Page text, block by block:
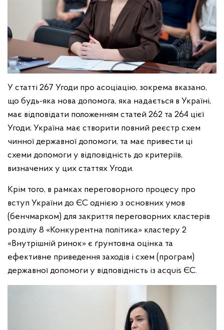
У статті 267 Угоди про асоціацію, зокрема вказано,
що будь-яка нова допомога, яка надається в Україні,
має відповідати положенням статей 262 та 264 цієї
Угоди; Україна має створити повний реєстр схем
чинної державної допомоги, та має привести ці
схеми допомоги у відповідність до критеріїв,
визначених у цих статтях Угоди.
Крім того, в рамках переговорного процесу про
вступ України до ЄС однією з основних умов
(бенчмарком) для закриття переговорних кластерів
розділу 8 «Конкурентна політика» кластеру 2
«Внутрішній ринок» є ґрунтовна оцінка та
ефективне приведення заходів і схем (програм)
державної допомоги у відповідність із acquis ЄС.